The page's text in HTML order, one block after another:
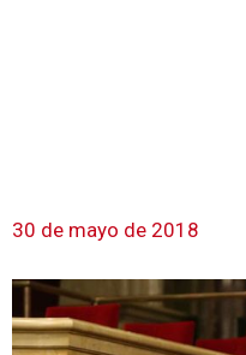
30 de mayo de 2018